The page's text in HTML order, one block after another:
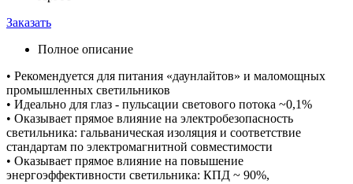
Заказать
Полное описание
• Рекомендуется для питания «даунлайтов» и маломощных
промышленных светильников
• Идеально для глаз - пульсации светового потока ~0,1%
• Оказывает прямое влияние на электробезопасность
светильника: гальваническая изоляция и соответствие
стандартам по электромагнитной совместимости
• Оказывает прямое влияние на повышение
энергоэффективности светильника: КПД ~ 90%,